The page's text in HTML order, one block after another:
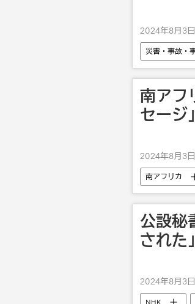
2024年8月3日
災害・事故・
南アフ
セージ」
2024年8月3
南アフリカ
公設秘
された
2024年8月3
NHK